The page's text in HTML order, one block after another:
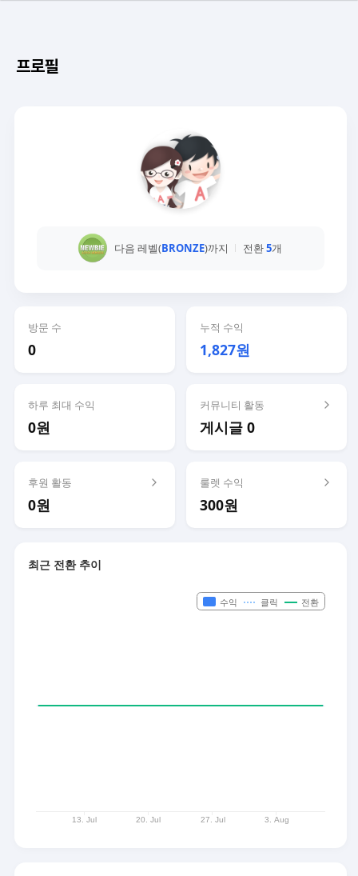
프로필
다음 레벨(BRONZE)까지 전환5개
방문 수
0
누적 수익
1,827원
하루 최대 수익
0원
커뮤니티 활동
게시글 0
후원 활동
0원
룰렛 수익
300원
최근 전환 추이